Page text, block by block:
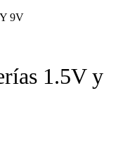
9V
1.5V y